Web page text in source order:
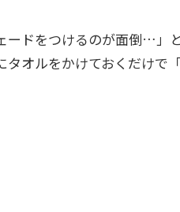
ードをつけるのが面倒…」
タオルをかけておくだけで